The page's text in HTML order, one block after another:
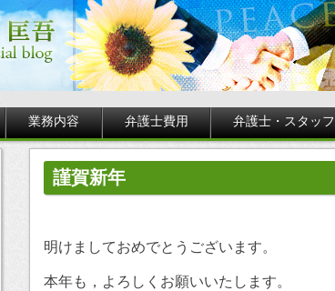
業務内容 弁護士費用 弁護士・スタッフ
謹賀新年
明けましておめでとうございます。
本年も，よろしくお願いいたします。